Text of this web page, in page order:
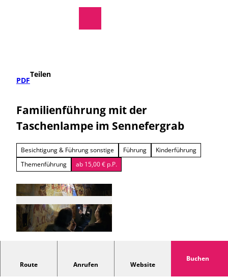
PDF
Teilen
Familienführung mit der
Taschenlampe im Sennefergrab
Besichtigung & Führung sonstige Führung
Kinderführung
Themenführung
ab 15,00 € p.P.
Route Anrufen Website
Buchen
In den niedersächsischen Sommer- und Herbstferien